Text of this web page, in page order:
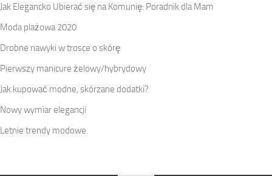
Jak Elegancko Ubierać się na Komunię: Poradnik dla Mam
Moda plażowa 2020
Drobne nawyki w trosce o skórę
Pierwszy manicure żelowy/hybrydowy
Jak kupować modne, skórzane dodatki?
Nowy wymiar elegancji
Letnie trendy modowe.